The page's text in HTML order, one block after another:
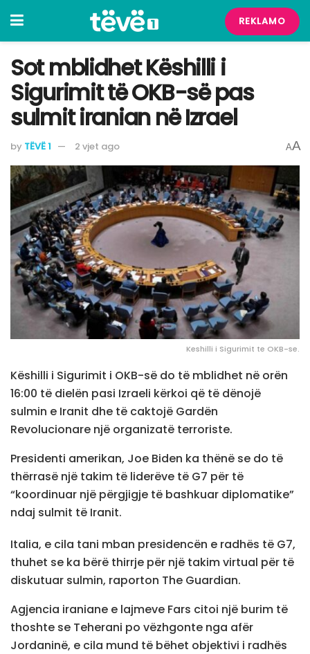
REKLAMO
Sot mblidhet Këshilli i
Sigurimit të OKB-së pas
sulmit iranian në Izrael
by TËVË 1 2 vjet ago AA
Keshilli i Sigurimit te OKB-se.
Këshilli i Sigurimit i OKB-së do të mblidhet në orën
16:00 të dielën pasi Izraeli kërkoi që të dënojë
sulmin e Iranit dhe të caktojë Gardën
Revolucionare një organizatë terroriste.
Presidenti amerikan, Joe Biden ka thënë se do të
thërrasë një takim të liderëve të G7 për të
“koordinuar një përgjigje të bashkuar diplomatike”
ndaj sulmit të Iranit.
Italia, e cila tani mban presidencën e radhës të G7,
thuhet se ka bërë thirrje për një takim virtual për të
diskutuar sulmin, raporton The Guardian.
Agjencia iraniane e lajmeve Fars citoi një burim të
thoshte se Teherani po vëzhgonte nga afër
Jordaninë, e cila mund të bëhet objektivi i radhës